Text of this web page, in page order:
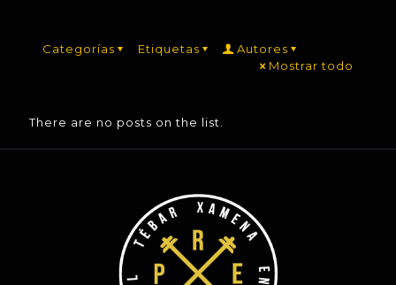
Categorías Etiquetas
Autores
Mostrar todo
There are no posts on the list.